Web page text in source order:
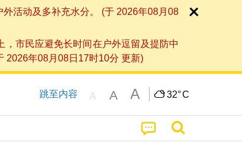
活动及多补充水分。 (于 2026年08月08
市民应避免长时间在户外逗留及提防中
2026年08月08日17时10分 更新)
跳至内容 A A A 32°C